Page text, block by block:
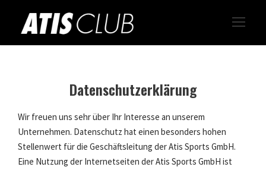
Datenschutzerklärung
Wir freuen uns sehr über Ihr Interesse an unserem
Unternehmen. Datenschutz hat einen besonders hohen
Stellenwert für die Geschäftsleitung der Atis Sports GmbH.
Eine Nutzung der Internetseiten der Atis Sports GmbH ist